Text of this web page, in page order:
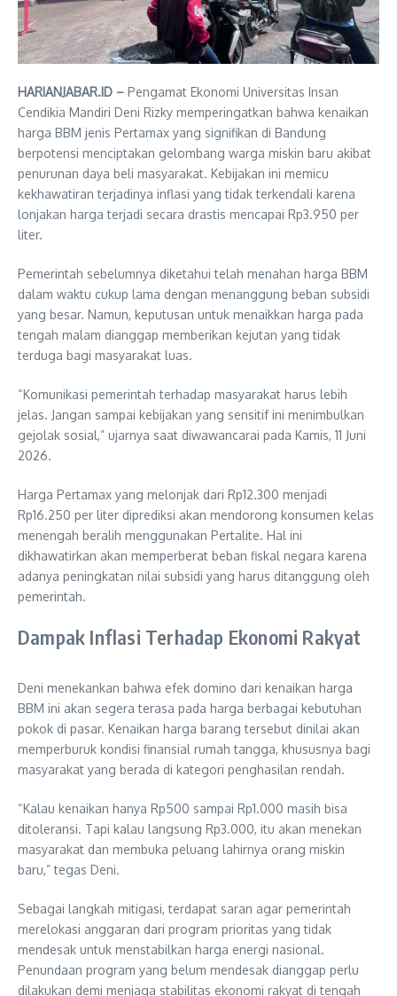
HARIANJABAR.ID – Pengamat Ekonomi Universitas Insan
Cendikia Mandiri Deni Rizky memperingatkan bahwa kenaikan
harga BBM jenis Pertamax yang signifikan di Bandung
berpotensi menciptakan gelombang warga miskin baru akibat
penurunan daya beli masyarakat. Kebijakan ini memicu
kekhawatiran terjadinya inflasi yang tidak terkendali karena
lonjakan harga terjadi secara drastis mencapai Rp3.950 per
liter.
Pemerintah sebelumnya diketahui telah menahan harga BBM
dalam waktu cukup lama dengan menanggung beban subsidi
yang besar. Namun, keputusan untuk menaikkan harga pada
tengah malam dianggap memberikan kejutan yang tidak
terduga bagi masyarakat luas.
“Komunikasi pemerintah terhadap masyarakat harus lebih
jelas. Jangan sampai kebijakan yang sensitif ini menimbulkan
gejolak sosial,” ujarnya saat diwawancarai pada Kamis, 11 Juni
2026.
Harga Pertamax yang melonjak dari Rp12.300 menjadi
Rp16.250 per liter diprediksi akan mendorong konsumen kelas
menengah beralih menggunakan Pertalite. Hal ini
dikhawatirkan akan memperberat beban fiskal negara karena
adanya peningkatan nilai subsidi yang harus ditanggung oleh
pemerintah.
Dampak Inflasi Terhadap Ekonomi Rakyat
Deni menekankan bahwa efek domino dari kenaikan harga
BBM ini akan segera terasa pada harga berbagai kebutuhan
pokok di pasar. Kenaikan harga barang tersebut dinilai akan
memperburuk kondisi finansial rumah tangga, khususnya bagi
masyarakat yang berada di kategori penghasilan rendah.
“Kalau kenaikan hanya Rp500 sampai Rp1.000 masih bisa
ditoleransi. Tapi kalau langsung Rp3.000, itu akan menekan
masyarakat dan membuka peluang lahirnya orang miskin
baru,” tegas Deni.
Sebagai langkah mitigasi, terdapat saran agar pemerintah
merelokasi anggaran dari program prioritas yang tidak
mendesak untuk menstabilkan harga energi nasional.
Penundaan program yang belum mendesak dianggap perlu
dilakukan demi menjaga stabilitas ekonomi rakyat di tengah